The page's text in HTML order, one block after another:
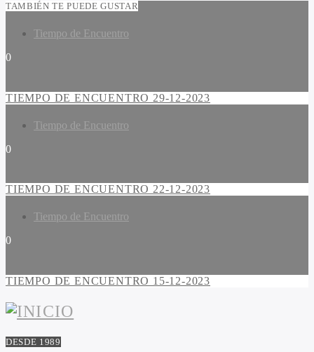
TAMBIÉN TE PUEDE GUSTAR
Tiempo de Encuentro
0
TIEMPO DE ENCUENTRO 29-12-2023
Tiempo de Encuentro
0
TIEMPO DE ENCUENTRO 22-12-2023
Tiempo de Encuentro
0
TIEMPO DE ENCUENTRO 15-12-2023
DESDE 1989